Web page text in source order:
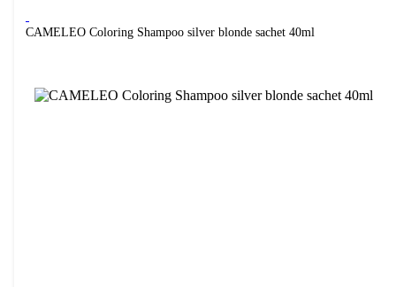
CAMELEO Coloring Shampoo silver blonde sachet 40ml